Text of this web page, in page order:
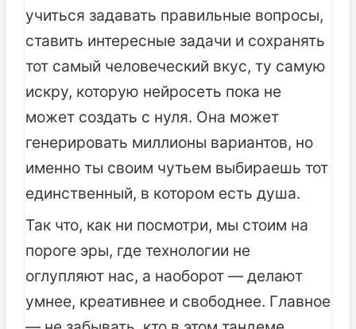
учиться задавать правильные вопросы,
ставить интересные задачи и сохранять
тот самый человеческий вкус, ту самую
искру, которую нейросеть пока не
может создать с нуля. Она может
генерировать миллионы вариантов, но
именно ты своим чутьем выбираешь тот
единственный, в котором есть душа.
Так что, как ни посмотри, мы стоим на
пороге эры, где технологии не
оглупляют нас, а наоборот — делают
умнее, креативнее и свободнее. Главное